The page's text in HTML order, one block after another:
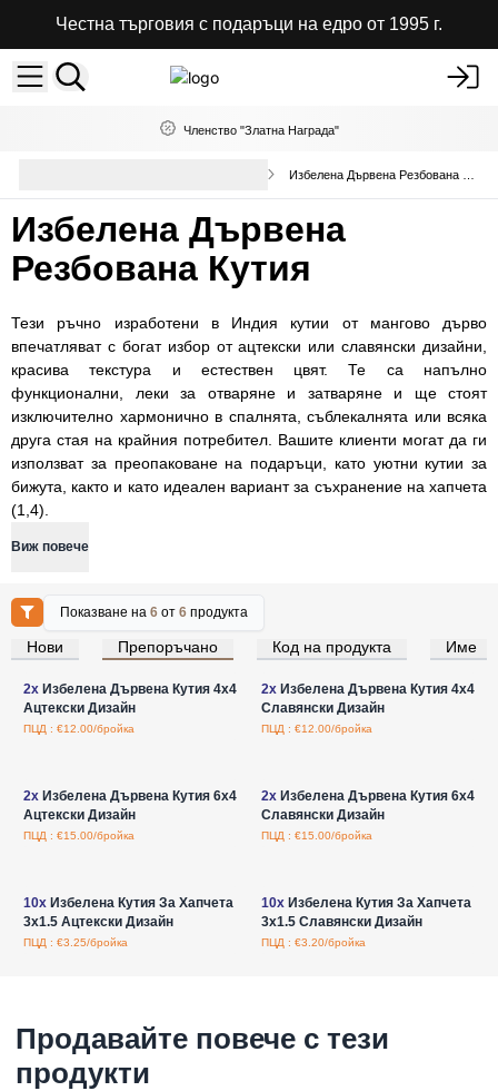
Честна търговия с подаръци на едро от 1995 г.
Членство "Златна Награда"
Избелена Дървена
Резбована Кутия
Тези ръчно изработени в Индия кутии от мангово дърво
впечатляват с богат избор от ацтекски или славянски дизайни,
красива текстура и естествен цвят. Те са напълно
функционални, леки за отваряне и затваряне и ще стоят
изключително хармонично в спалнята, съблекалнята или всяка
друга стая на крайния потребител. Вашите клиенти могат да ги
използват за преопаковане на подаръци, като уютни кутии за
бижута, както и като идеален вариант за съхранение на хапчета
(1,4).
Виж повече
Показване на6 от6 продукта
Нови Препоръчано Код на продукта Име
Влезте за цени на едро
2xИзбелена Дървена Кутия 4x4
Ацтекски Дизайн
ПЦД : €12.00/бройка
Влезте за цени на едро
2xИзбелена Дървена Кутия 4x4
Славянски Дизайн
ПЦД : €12.00/бройка
2xИзбелена Дървена Кутия 6x4
Ацтекски Дизайн
ПЦД : €15.00/бройка
2xИзбелена Дървена Кутия 6x4
Славянски Дизайн
ПЦД : €15.00/бройка
10xИзбелена Кутия За Хапчета
3x1.5 Ацтекски Дизайн
ПЦД : €3.25/бройка
10xИзбелена Кутия За Хапчета
3x1.5 Славянски Дизайн
ПЦД : €3.20/бройка
Продавайте повече с тези
продукти